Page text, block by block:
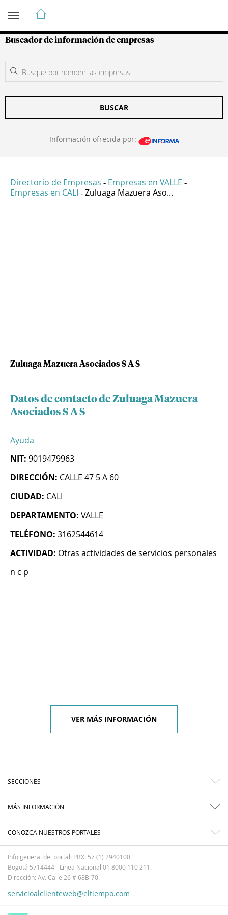
Guía de Empresas Colombianas
Buscador de información de empresas
BUSCAR
Información ofrecida por:
Directorio de Empresas - Empresas en VALLE -
Empresas en CALI - Zuluaga Mazuera Aso...
Zuluaga Mazuera Asociados S A S
Datos de contacto de Zuluaga Mazuera
Asociados S A S
Ayuda
NIT: 9019479963
DIRECCIÓN: CALLE 47 5 A 60
CIUDAD: CALI
DEPARTAMENTO: VALLE
TELÉFONO: 3162544614
ACTIVIDAD: Otras actividades de servicios personales
n c p
VER MÁS INFORMACIÓN
SECCIONES
MÁS INFORMACIÓN
CONOZCA NUESTROS PORTALES
Info general del portal: PBX: 57 (1) 2940100.
Bogotá 5714444 - Línea Nacional 01 8000 110 211.
Dirección: Av. Calle 26 # 68B-70.
servicioalclienteweb@eltiempo.com